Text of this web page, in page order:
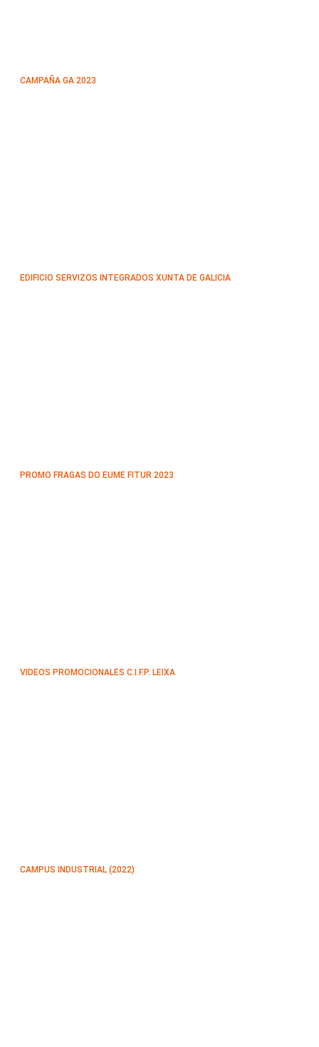
CAMPAÑA GA 2023
EDIFICIO SERVIZOS INTEGRADOS XUNTA DE GALICIA
PROMO FRAGAS DO EUME FITUR 2023
VIDEOS PROMOCIONALES C.I.F.P. LEIXA
CAMPUS INDUSTRIAL (2022)